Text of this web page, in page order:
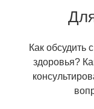
Как обсудить
здоровья?